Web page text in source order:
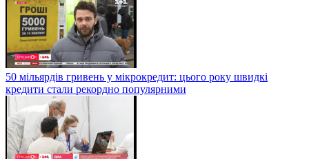
50 мільярдів гривень у мікрокредит: цього року швидкі
кредити стали рекордно популярними